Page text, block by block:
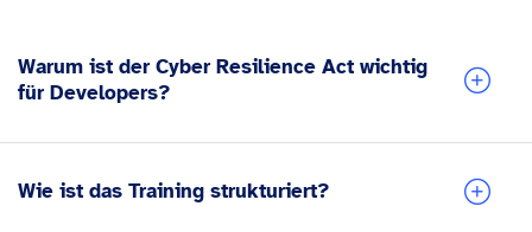
Warum ist der Cyber Resilience Act wichtig
für Developers?
Wie ist das Training strukturiert?